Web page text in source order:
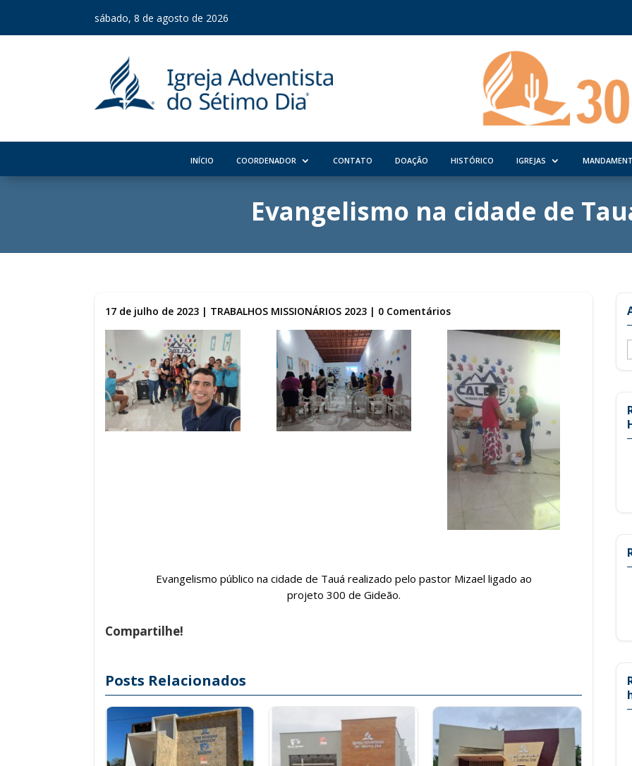
sábado, 8 de agosto de 2026
INÍCIO COORDENADOR CONTATO DOAÇÃO HISTÓRICO IGREJAS
Evangelismo na cidade de
17 de julho de 2023 | TRABALHOS MISSIONÁRIOS 2023 | 0 Comentários
Evangelismo público na cidade de Tauá realizado pelo pastor Mizael ligado ao
projeto 300 de Gideão.
Compartilhe!
Posts Relacionados